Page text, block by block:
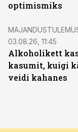
optimismiks
03.08.26, 11:45
Alkoholikett
kasumit, kuigi
veidi kahanes